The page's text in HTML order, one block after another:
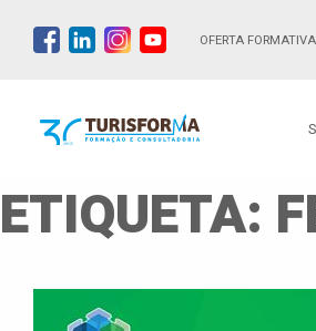
OFERTA FORMATIVA
ETIQUETA: